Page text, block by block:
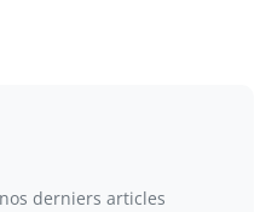
derniers articles